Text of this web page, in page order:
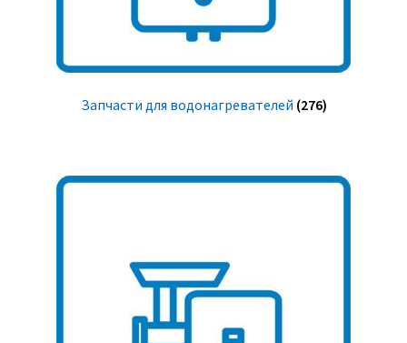
Запчасти для водонагревателей (276)